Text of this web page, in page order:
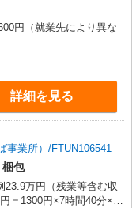
円（就業先により異な
詳細を見る
業所）/FTUN106541
包
万円（残業等含む収
＝1300円×7時間40分×21